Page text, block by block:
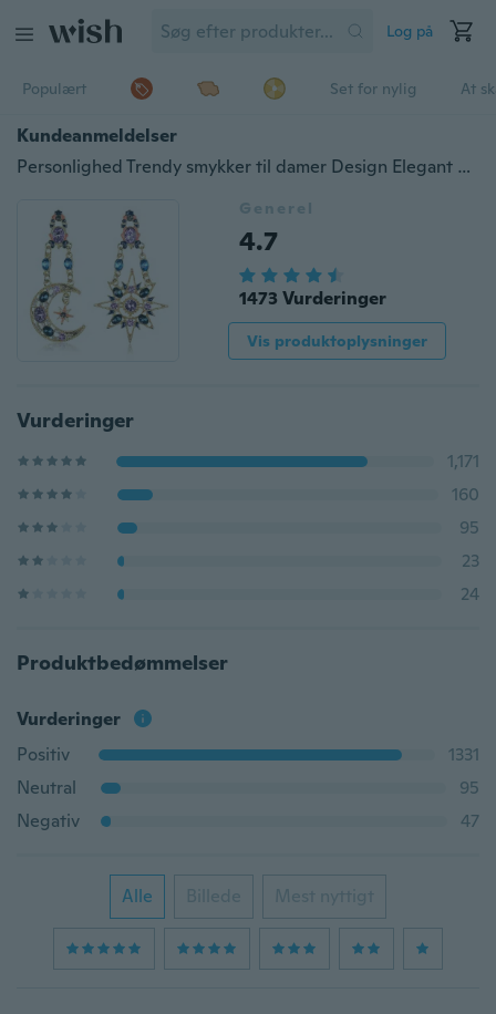
Log på
Populært Set for nylig At
Kundeanmeldelser
Personlighed Trendy smykker til damer Design Elegant Crystal Sun og Moon Drop Long Earrings
Generel
4.7
1473 Vurderinger
Vis produktoplysninger
Vurderinger
1,171
160
95
23
24
Produktbedømmelser
Vurderinger
Positiv
1331
Neutral
95
Negativ
47
Alle Billede Mest nyttigt